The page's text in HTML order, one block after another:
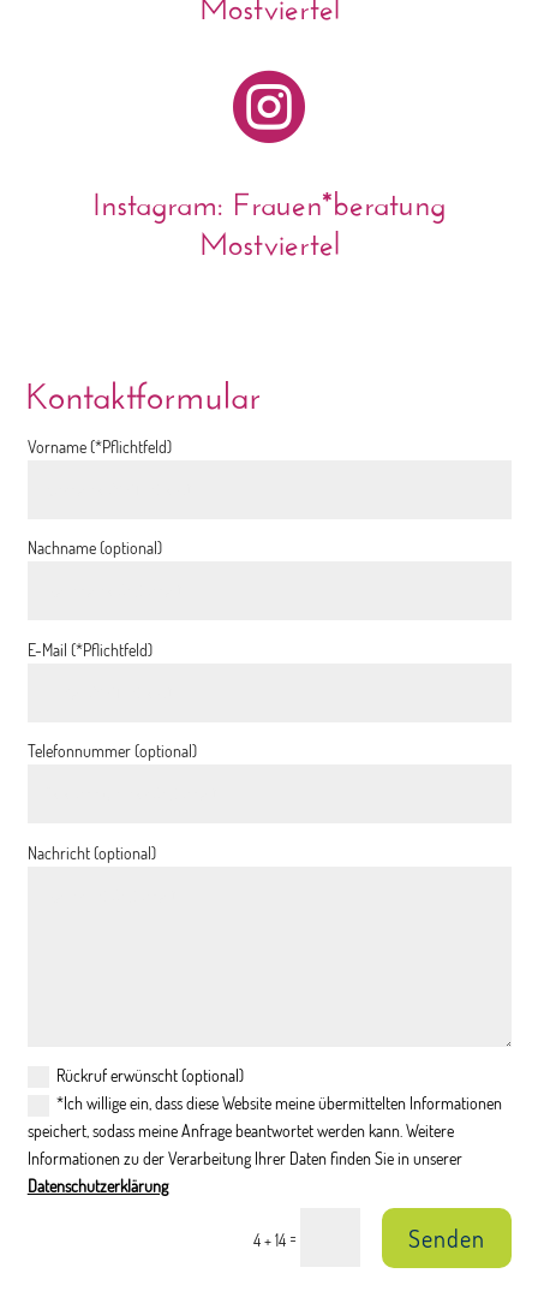

Instagram: Frauen*beratung
Mostviertel
Kontaktformular
Vorname (*Pflichtfeld)
Nachname (optional)
E-Mail (*Pflichtfeld)
Telefonnummer (optional)
Nachricht (optional)
Rückruf erwünscht (optional)
*Ich willige ein, dass diese Website meine übermittelten Informationen
speichert, sodass meine Anfrage beantwortet werden kann. Weitere
Informationen zu der Verarbeitung Ihrer Daten finden Sie in unserer
Datenschutzerklärung
4 + 14 = Senden